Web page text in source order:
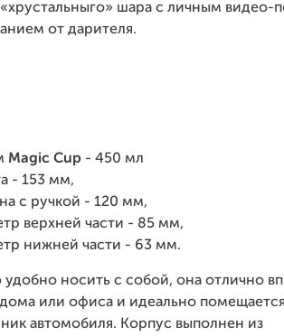
шара с личным видео-
от дарителя.
Magic Cup - 450 мл
- 153 мм,
с ручкой - 120 мм,
верхней части - 85 мм,
нижней части - 63 мм.
удобно носить с собой, она отлично
или офиса и идеально
автомобиля. Корпус выполнен из